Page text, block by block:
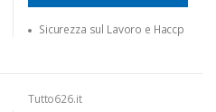
Sicurezza sul Lavoro e Haccp
Tutto626.it